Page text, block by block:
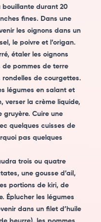
bouillante durant 20
fines. Dans une
les oignons dans un
le poivre et l’origan.
étaler les oignons
de pommes de terre
de courgettes.
légumes en salant et
verser la crème liquide,
gruyère. Cuire une
quelques cuisses de
pas quelques
trois ou quatre
une gousse d’ail,
portions de kiri, de
Éplucher les légumes
dans un filet d’huile